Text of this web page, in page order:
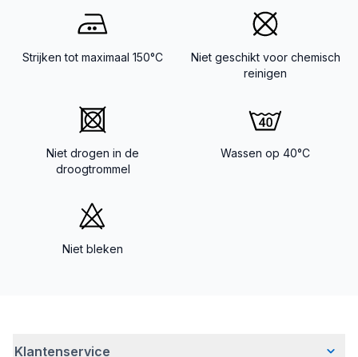
Strijken tot maximaal 150°C
Niet geschikt voor chemisch
reinigen
Niet drogen in de
droogtrommel
Wassen op 40°C
Niet bleken
Klantenservice